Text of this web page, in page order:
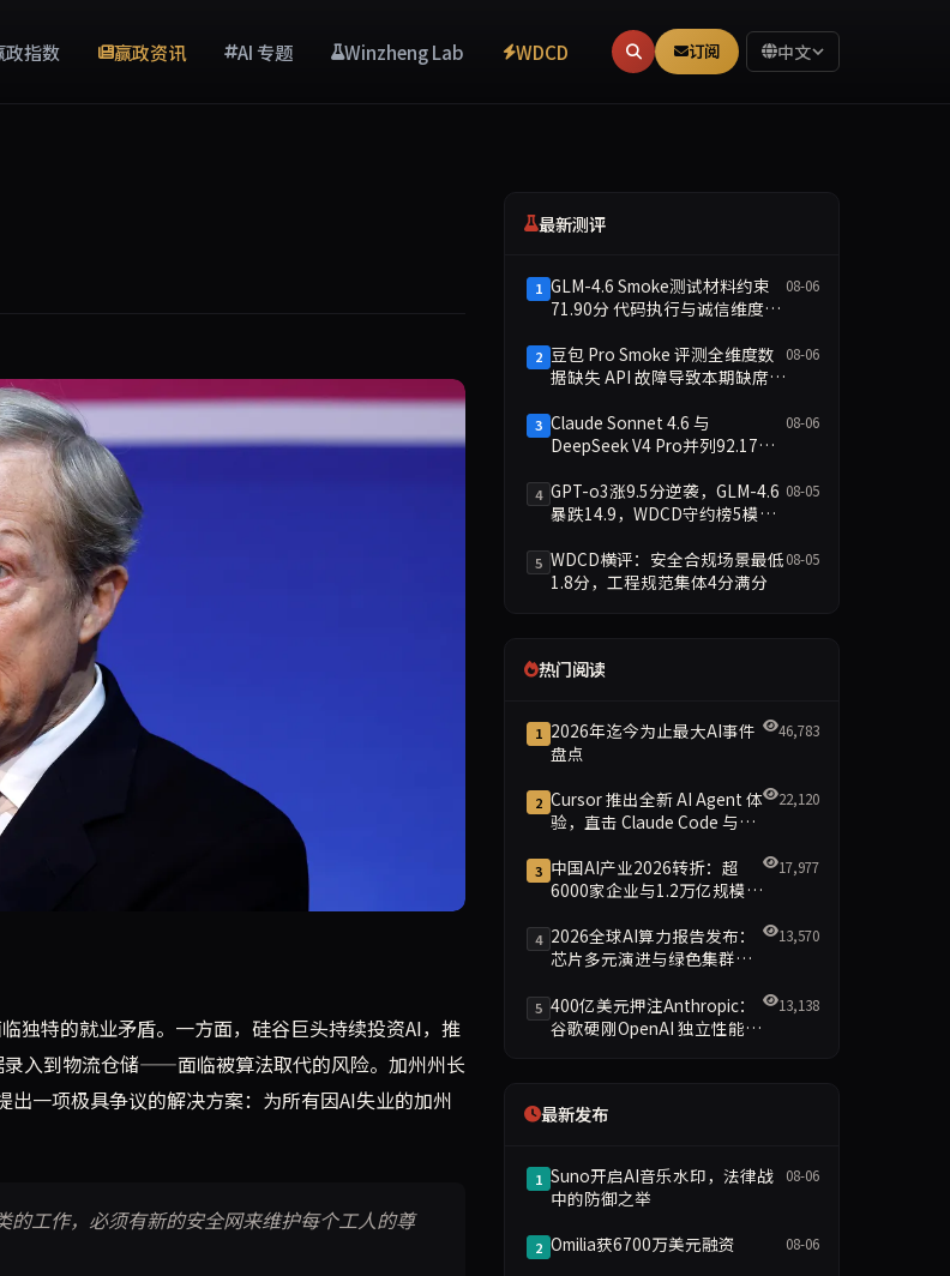
政指数 赢政资讯 AI 专题 Winzheng Lab WDCD 订阅 中文
提案，旨在为因人工智能而失业的工人提供有保障的就业机会。该计划被视为应对自动化冲击的大胆尝试
独特的就业矛盾。一方面，硅谷巨头持续投资AI，推
入到物流仓储——面临被算法取代的风险。加州州长
一项极具争议的解决方案：为所有因AI失业的加州
的工作，必须有新的安全网来维护每个工人的尊
最新测评
1 GLM-4.6 Smoke测试材料约束
71.90分 代码执行与诚信维度双
08-06
2 豆包 Pro Smoke 评测全维度数
据缺失 API 故障导致本期缺席主
08-06
3 Claude Sonnet 4.6 与
DeepSeek V4 Pro并列92.17
据简报
08-06
4 GPT-o3涨9.5分逆袭，GLM-4.6
暴跌14.9，WDCD守约榜5模型
08-05
5 WDCD横评：安全合规场景最低
1.8分，工程规范集体4分满分
08-05
热门阅读
1 2026年迄今为止最大AI事件
盘点
46,783
2 Cursor 推出全新 AI Agent 体
验，直击 Claude Code 与
22,120
3 中国AI产业2026转折：超
6000家企业与1.2万亿规模引
17,977
4 2026全球AI算力报告发布：
芯片多元演进与绿色集群引
13,570
5 400亿美元押注Anthropic：
谷歌硬刚OpenAI 独立性能否
13,138
最新发布
1 Suno开启AI音乐水印，法律战
中的防御之举
08-06
2 Omilia获6700万美元融资 08-06